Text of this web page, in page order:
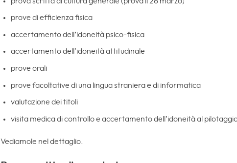
prove di efficienza fisica
accertamento dell’idoneità psico-fisica
accertamento dell’idoneità attitudinale
prove orali
prove facoltative di una lingua straniera e di informatica
valutazione dei titoli
visita medica di controllo e accertamento dell’idoneità al
Vediamole nel dettaglio.